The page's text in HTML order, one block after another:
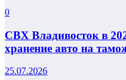
0
СВХ Владивосток в
хранение авто на
25.07.2026